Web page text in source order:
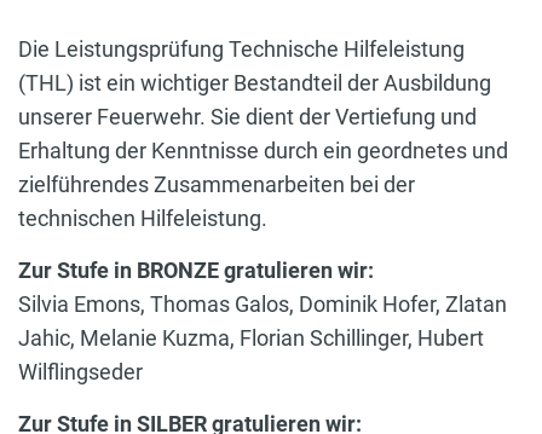
Die Leistungsprüfung Technische Hilfeleistung
(THL) ist ein wichtiger Bestandteil der Ausbildung
unserer Feuerwehr. Sie dient der Vertiefung und
Erhaltung der Kenntnisse durch ein geordnetes und
zielführendes Zusammenarbeiten bei der
technischen Hilfeleistung.
Zur Stufe in BRONZE gratulieren wir:
Silvia Emons, Thomas Galos, Dominik Hofer, Zlatan
Jahic, Melanie Kuzma, Florian Schillinger, Hubert
Wilflingseder
Zur Stufe in SILBER gratulieren wir: